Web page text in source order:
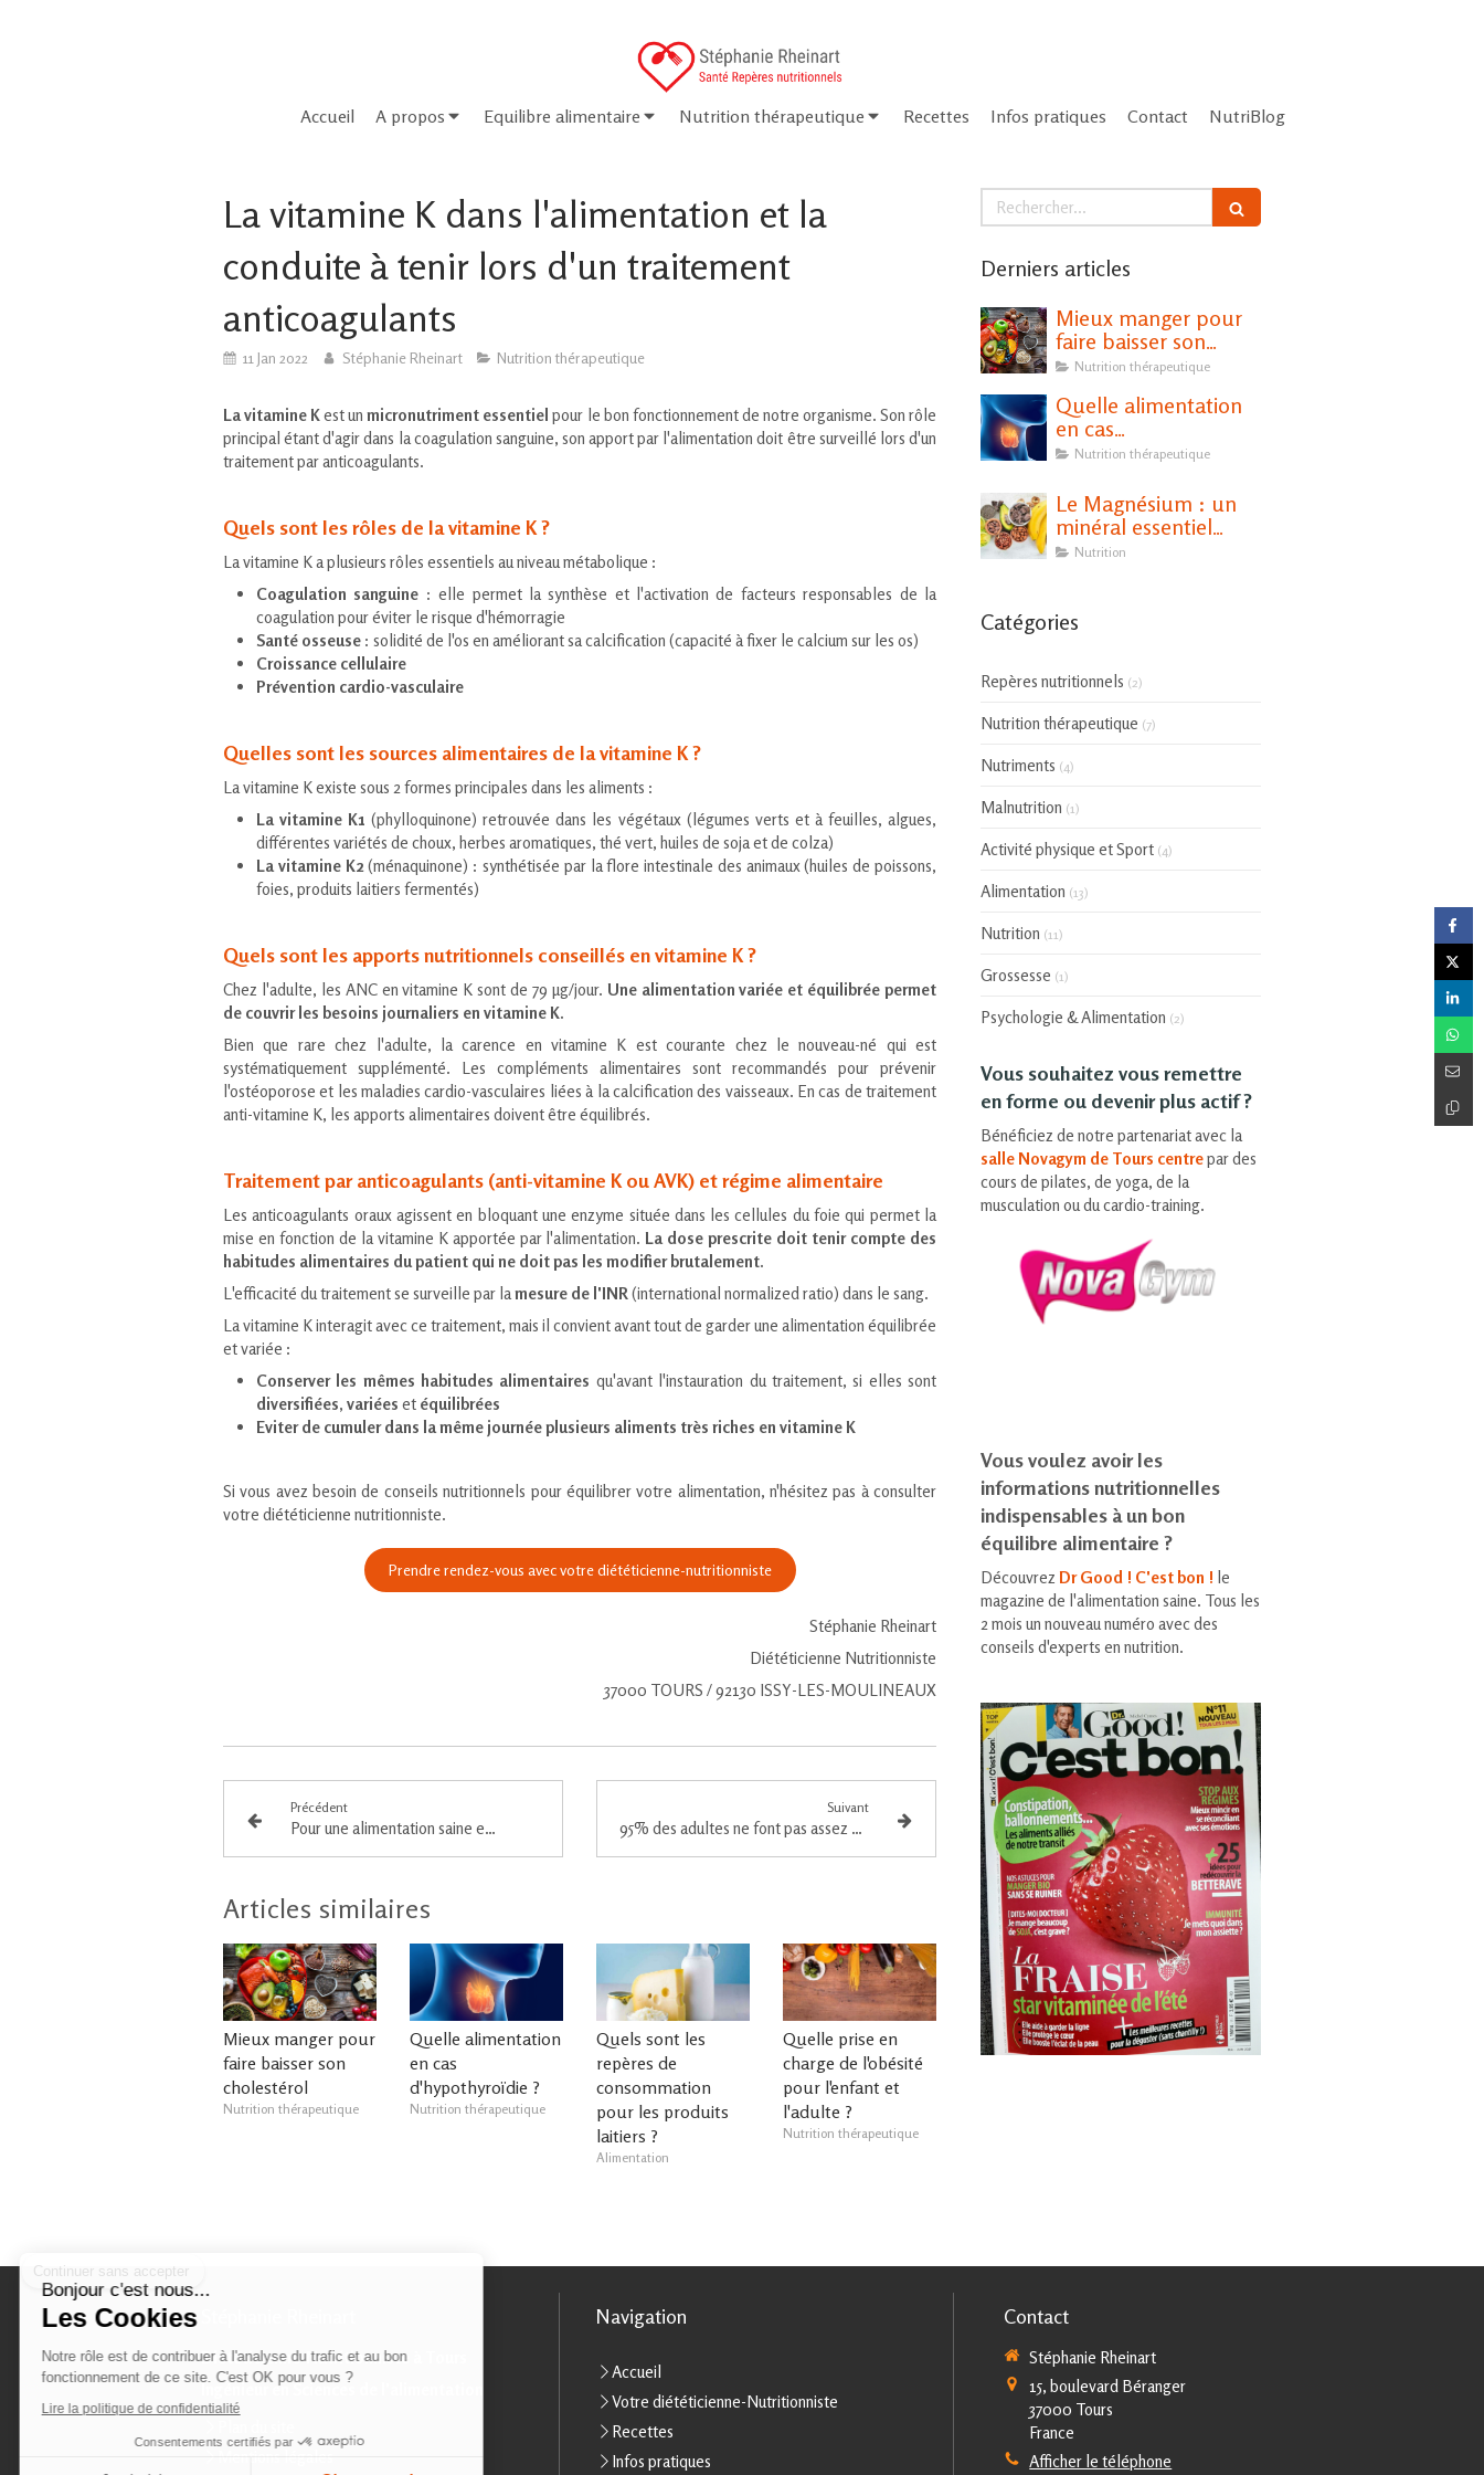
Accueil A propos Equilibre alimentaire Nutrition thérapeutique Recettes Infos pratiques Contact NutriBlog
La vitamine K dans l'alimentation et la
conduite à tenir lors d'un traitement
anticoagulants
11 Jan 2022 Stéphanie Rheinart Nutrition thérapeutique
La vitamine Kest unmicronutriment essentielpour le bon fonctionnement de notre organisme. Son rôle
principal étant d'agir dans la coagulation sanguine, son apport par l'alimentation doit être surveillé lors d'un
traitement par anticoagulants.
Quels sont les rôles de la vitamine K ?
La vitamine K a plusieurs rôles essentiels au niveau métabolique :
Coagulation sanguine : elle permet la synthèse et l'activation de facteurs responsables de la
coagulation pour éviter le risque d'hémorragie
Santé osseuse : solidité de l'os en améliorant sa calcification (capacité à fixer le calcium sur les os)
Croissance cellulaire
Prévention cardio-vasculaire
Quelles sont les sources alimentaires de la vitamine K ?
La vitamine K existe sous 2 formes principales dans les aliments :
La vitamine K1 (phylloquinone) retrouvée dans les végétaux (légumes verts et à feuilles, algues,
différentes variétés de choux, herbes aromatiques, thé vert, huiles de soja et de colza)
La vitamine K2(ménaquinone) : synthétisée par la flore intestinale des animaux (huiles de poissons,
foies, produits laitiers fermentés)
Quels sont les apports nutritionnels conseillés en vitamine K ?
Chez l'adulte, les ANC en vitamine K sont de 79 µg/jour. Une alimentation variée et équilibrée permet
de couvrir les besoins journaliers en vitamine K.
Bien que rare chez l'adulte, la carence en vitamine K est courante chez le nouveau-né qui est
systématiquement supplémenté. Les compléments alimentaires sont recommandés pour prévenir
l'ostéoporose et les maladies cardio-vasculaires liées à la calcification des vaisseaux. En cas de traitement
anti-vitamine K, les apports alimentaires doivent être équilibrés.
Traitement par anticoagulants (anti-vitamine K ou AVK) et régime alimentaire
Les anticoagulants oraux agissent en bloquant une enzyme située dans les cellules du foie qui permet la
mise en fonction de la vitamine K apportée par l'alimentation. La dose prescrite doit tenir compte des
habitudes alimentaires du patient qui ne doit pas les modifier brutalement.
L'efficacité du traitement se surveille par lamesure de l'INR(international normalized ratio) dans le sang.
La vitamine K interagit avec ce traitement, mais il convient avant tout de garder une alimentation équilibrée
et variée :
Conserver les mêmes habitudes alimentaires qu'avant l'instauration du traitement, si elles sont
diversifiées, variées et équilibrées
Eviter de cumuler dans la même journée plusieurs aliments très riches en vitamine K
Si vous avez besoin de conseils nutritionnels pour équilibrer votre alimentation, n'hésitez pas à consulter
votre diététicienne nutritionniste.
Prendre rendez-vous avec votre diététicienne-nutritionniste
Stéphanie Rheinart
Diététicienne Nutritionniste
37000 TOURS / 92130 ISSY-LES-MOULINEAUX
Précédent
Pour une alimentation saine et durable
Suivant
95% des adultes ne font pas assez de sport en France
Articles similaires
Mieux manger pour
faire baisser son
cholestérol
Nutrition thérapeutique
Quelle alimentation
en cas
d'hypothyroïdie ?
Nutrition thérapeutique
Quels sont les
repères de
consommation
pour les produits
laitiers ?
Alimentation
Quelle prise en
charge de l'obésité
pour l'enfant et
l'adulte ?
Nutrition thérapeutique
Rechercher
Derniers articles
Mieux manger pour
faire baisser son
cholestérol
Nutrition thérapeutique
Quelle alimentation
en cas
d'hypothyroïdie ?
Nutrition thérapeutique
Le Magnésium : un
minéral essentiel
pour notre santé
Nutrition
Catégories
Repères nutritionnels (2)
Nutrition thérapeutique (7)
Nutriments (4)
Malnutrition (1)
Activité physique et Sport (4)
Alimentation (13)
Nutrition (11)
Grossesse (1)
Psychologie & Alimentation (2)
Vous souhaitez vous remettre
en forme ou devenir plus actif ?
Bénéficiez de notre partenariat avec la
salle Novagym de Tours centrepar des
cours de pilates, de yoga, de la
musculation ou du cardio-training.
Vous voulez avoir les
informations nutritionnelles
indispensables à un bon
équilibre alimentaire ?
Découvrez Dr Good ! C'est bon ! le
magazine de l'alimentation saine. Tous les
2 mois un nouveau numéro avec des
conseils d'experts en nutrition.
Diététicienne-Nutritionniste à Tours
Ingénieur en Sciences de l'alimentation
Navigation
Accueil
Votre diététicienne-Nutritionniste
Recettes
Infos pratiques
Contact
Stéphanie Rheinart
15, boulevard Béranger
37000 Tours
France
Afficher le téléphone
Bonjour c'est nous...
Les Cookies
Notre rôle est de contribuer à l'analyse du trafic et au bon
fonctionnement de ce site. C'est OK pour vous ?
Lire la politique de confidentialité
Consentements certifiés par